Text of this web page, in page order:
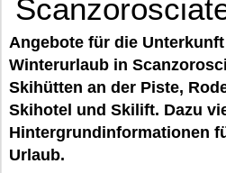
Angebote für die
Winterurlaub in
Skihütten an der Piste,
Skihotel und Skilift. Dazu
Hintergrundinformationen
Urlaub.